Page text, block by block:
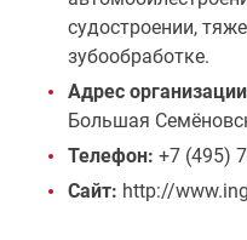
судостроении,
зубообработке.
Адрес
Большая
Телефон: +7 (495)
Сайт: http://